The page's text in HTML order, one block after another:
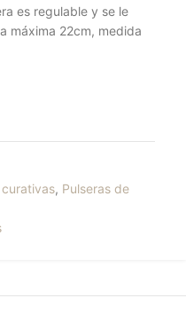
es regulable y se le
máxima 22cm, medida
curativas, Pulseras de